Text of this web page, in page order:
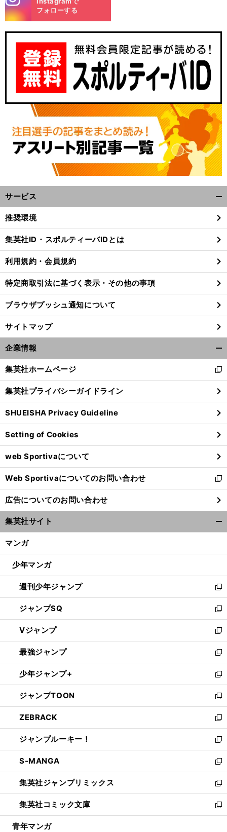
前
m
フォローする
サービス
閉
る
推奨環境
集英社ID・スポルティーバIDとは
利用規約・会員規約
特定商取引法に基づく表示・その他の事項
ブラウザプッシュ通知について
サイトマップ
企業情報
閉
る
集英社ホームページ
新
し
い
ウ
ィ
ン
ド
ウ
で
開
く
集英社プライバシーガイドライン
SHUEISHA Privacy Guideline
Setting of Cookies
web Sportivaについて
Web Sportivaについてのお問い合わせ
新
し
い
ウ
ィ
ン
ウ
開
く
広告についてのお問い合わせ
集英社サイト
マンガ
少年マンガ
週刊少年ジャンプ
新
し
い
ウ
ィ
ン
ド
ウ
で
開
く
ジャンプSQ
新
し
い
ウ
ィ
ン
ド
ウ
で
開
く
Vジャンプ
新
し
い
ウ
ィ
ン
ド
ウ
で
開
く
最強ジャンプ
新
し
い
ウ
ィ
ン
ド
ウ
で
開
く
少年ジャンプ+
新
し
い
ウ
ィ
ン
ド
ウ
で
開
く
ジャンプTOON
新
し
い
ウ
ィ
ン
ド
ウ
で
開
く
ZEBRACK
新
し
い
ウ
ィ
ン
ド
ウ
で
開
ジャンプルーキー！
新
し
い
ウ
ィ
ン
ド
ウ
S-MANGA
新
し
い
ウ
ィ
ン
集英社ジャンプリミックス
新
し
い
ウ
集英社コミック文庫
新
し
青年マンガ